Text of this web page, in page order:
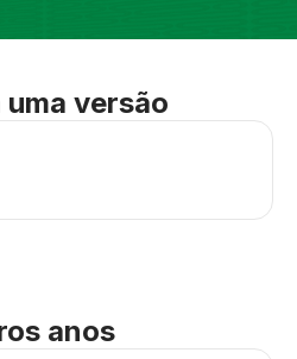
uma versão
anos